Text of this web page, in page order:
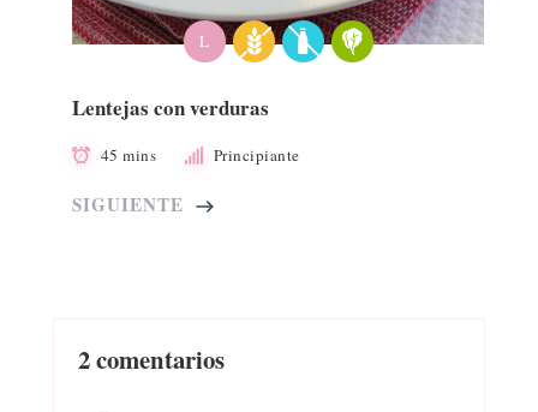
L
Lentejas con verduras
45 mins Principiante
SIGUIENTE
2 comentarios